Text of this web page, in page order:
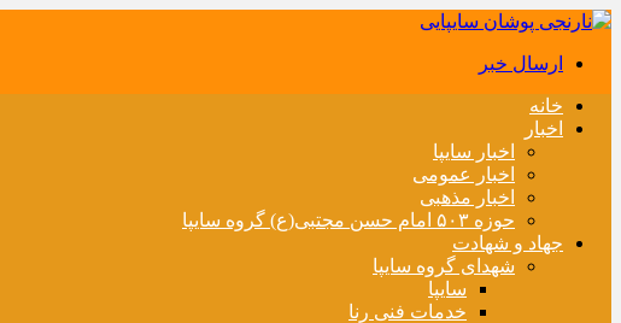
ارسال خبر
خانه
اخبار
اخبار سایپا
اخبار عمومی
اخبار مذهبی
حوزه ۵۰۳ امام حسن مجتبی(ع) گروه سایپا
جهاد و شهادت
شهدای گروه سایپا
سایپا
خدمات فنی رنا